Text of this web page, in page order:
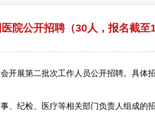
院公开招聘（30人，报名截至
开展第二批次工作人员公开招聘。具体
纪检、医疗等相关部门负责人组成的